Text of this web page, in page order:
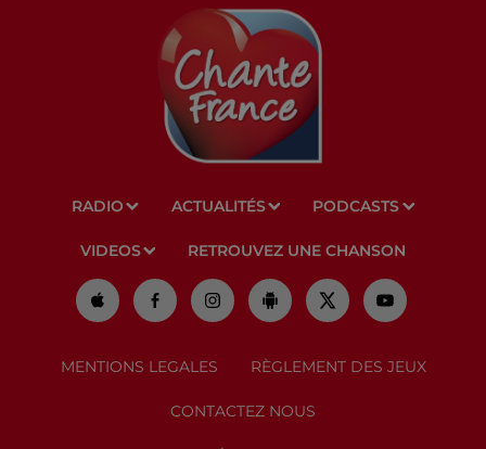
RADIO ACTUALITÉS PODCASTS
VIDEOS RETROUVEZ UNE CHANSON
MENTIONS LEGALES RÈGLEMENT DES JEUX
CONTACTEZ NOUS